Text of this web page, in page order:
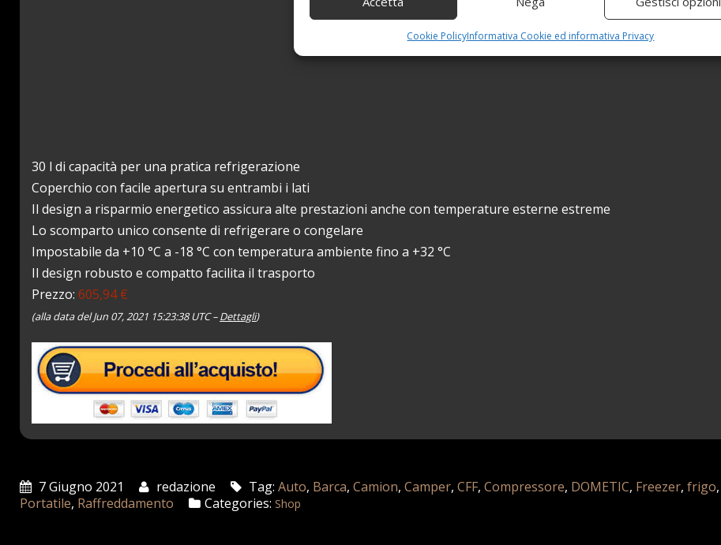
Cookie PolicyInformativa Cookie ed informativa Privacy
30 l di capacità per una pratica refrigerazione
Coperchio con facile apertura su entrambi i lati
Il design a risparmio energetico assicura alte prestazioni anche con temperature esterne estreme
Lo scomparto unico consente di refrigerare o congelare
Impostabile da +10 °C a -18 °C con temperatura ambiente fino a +32 °C
Il design robusto e compatto facilita il trasporto
Prezzo:605,94 €
(alla data del Jun 07, 2021 15:23:38 UTC –Dettagli)
7 Giugno 2021 redazione Tag:Auto, Barca,Camion,Camper,CFF,Compressore, DOMETIC, Freezer,frigo,
Portatile, Raffreddamento Categories: Shop